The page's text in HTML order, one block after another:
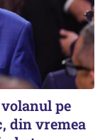
pe
din vremea